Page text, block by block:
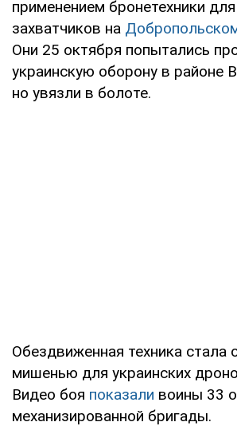
применением бронетехники
захватчиков на
Они 25 октября попытались
украинскую оборону в районе
но увязли в болоте.
Обездвиженная техника стала
мишенью для украинских
Видео боя показали воины 33
механизированной бригады.